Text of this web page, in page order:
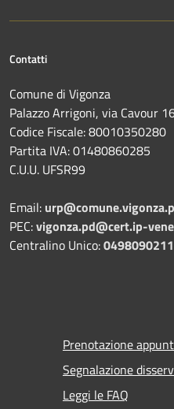
Contatti
Comune di Vigonza
Palazzo Arrigoni, via Cavour
Codice Fiscale: 80010350280
Partita IVA: 01480860285
C.U.U. UFSR99
Email:
PEC:vigonza.pd@cert.ip-
Centralino Unico:0498090211
Prenotazione
Segnalazione
Leggi le FAQ